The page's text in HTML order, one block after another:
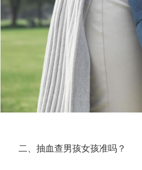
二、抽血查男孩女孩准吗？